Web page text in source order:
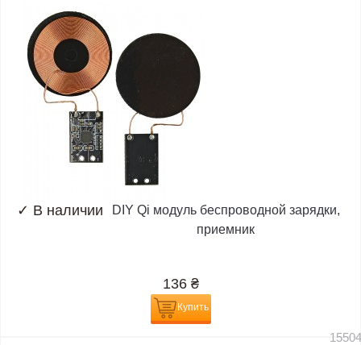
✓ В наличии
DIY Qi модуль беспроводной зарядки,
приемник
136 ₴
Купить